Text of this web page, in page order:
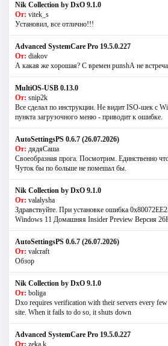
Nik Collection by DxO 9.1.0
От: vitek_s
Установил, все отлично!!!
Advanced SystemCare Pro 19.5.0.227
От: diakov
А какая же хорошая? С времен punshА не
MultiOS-USB 0.13.0
От: snip2k
Все сделал по инструкции. Не видит ISO-шек с
пункта загрузочного меню - приводит к ошибке.
AutoSettingsPS 0.6.7 (26.07.2026)
От: дядяСаша
Своеобразная прога. Посмотрим. Единственно
Чуток бы по больше не помешал бы.
Nik Collection by DxO 9.1.0
От: valalysha
Здравствуйте. При установке ошибка
Windows 11 Домашняя Insider Preview Версия
AutoSettingsPS 0.6.7 (26.07.2026)
От: valcraft
Обзор
Nik Collection by DxO 9.1.0
От: boliga
Dxo requires verification with their servers every
site. When it fails to do so, it shuts down
Advanced SystemCare Pro 19.5.0.227